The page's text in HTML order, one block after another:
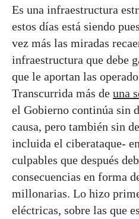
Es una infraestructura
estos días está siendo
vez más las miradas
infraestructura que debe
que le aportan las
Transcurrida más de una
el Gobierno continúa sin
causa, pero también sin
incluida el ciberataque-
culpables que después
consecuencias en forma
millonarias. Lo hizo
eléctricas, sobre las que